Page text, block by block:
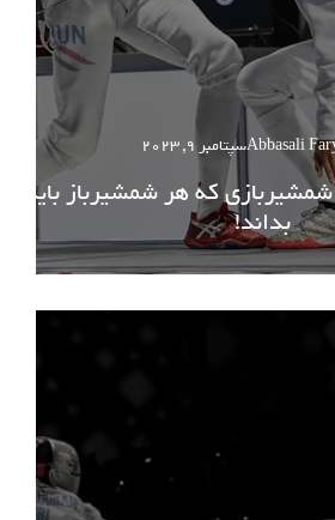
Abbasaliسپتامبر 9, 2023
که هر شمشیرباز باید
بداند!